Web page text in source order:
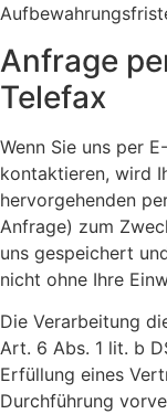
Anfrage
Telefax
Wenn Sie uns per
kontaktieren, wird
hervorgehenden
Anfrage) zum
uns gespeichert
nicht ohne Ihre
Die Verarbeitung
Art. 6 Abs. 1 lit. b
Erfüllung eines
Durchführung